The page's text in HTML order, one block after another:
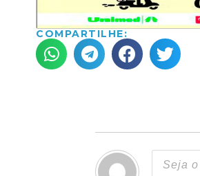
COMPARTILHE: